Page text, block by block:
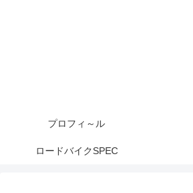
プロフィ～ル
ロードバイクSPEC